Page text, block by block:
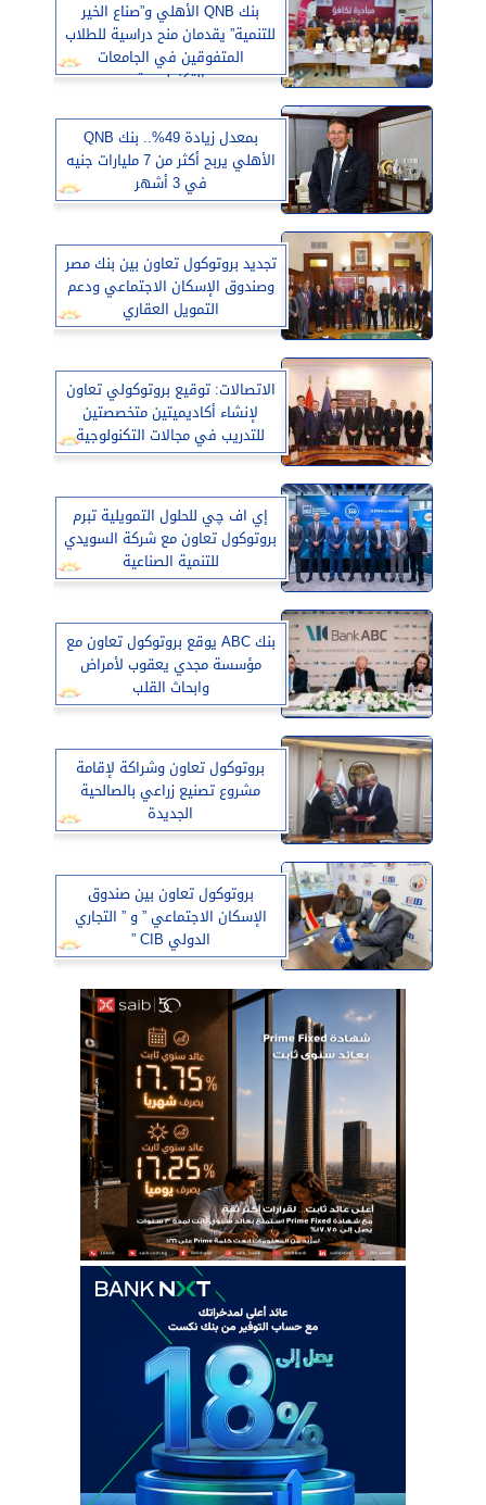
بنك QNB الأهلي و”صناع الخير
للتنمية” يقدمان منح دراسية للطلاب
المتفوقين في الجامعات
التكنولوجية
بمعدل زيادة 49%.. بنك QNB
الأهلي يربح أكثر من 7 مليارات جنيه
في 3 أشهر
تجديد بروتوكول تعاون بين بنك مصر
وصندوق الإسكان الاجتماعي ودعم
التمويل العقاري
الاتصالات: توقيع بروتوكولي تعاون
لإنشاء أكاديميتين متخصصتين
للتدريب في مجالات التكنولوجية
إي اف چي للحلول التمويلية تبرم
بروتوكول تعاون مع شركة السويدي
للتنمية الصناعية
بنك ABC يوقع بروتوكول تعاون مع
مؤسسة مجدي يعقوب لأمراض
وابحاث القلب
بروتوكول تعاون وشراكة لإقامة
مشروع تصنيع زراعي بالصالحية
الجديدة
بروتوكول تعاون بين صندوق
الإسكان الاجتماعي ” و ” التجاري
الدولي CIB ”